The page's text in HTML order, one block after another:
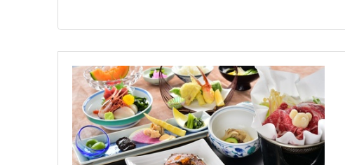
特別室【禁煙】
宿泊人数：2～4人
77,600円 (38,800円/人/泊)